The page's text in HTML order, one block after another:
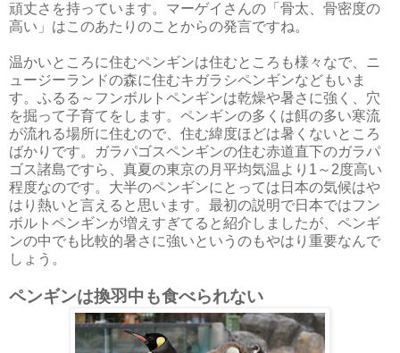
頑丈さを持っています。マーゲイさんの「骨太、骨密度の
高い」はこのあたりのことからの発言ですね。
温かいところに住むペンギンは住むところも様々なで、ニ
ュージーランドの森に住むキガラシペンギンなどもいま
す。ふるる～フンボルトペンギンは乾燥や暑さに強く、穴
を掘って子育てをします。ペンギンの多くは餌の多い寒流
が流れる場所に住むので、住む緯度ほどは暑くないところ
ばかりです。ガラパゴスペンギンの住む赤道直下のガラパ
ゴス諸島ですら、真夏の東京の月平均気温より1～2度高い
程度なのです。大半のペンギンにとっては日本の気候はや
はり熱いと言えると思います。最初の説明で日本ではフン
ボルトペンギンが増えすぎてると紹介しましたが、ペンギ
ンの中でも比較的暑さに強いというのもやはり重要なんで
しょう。
ペンギンは換羽中も食べられない